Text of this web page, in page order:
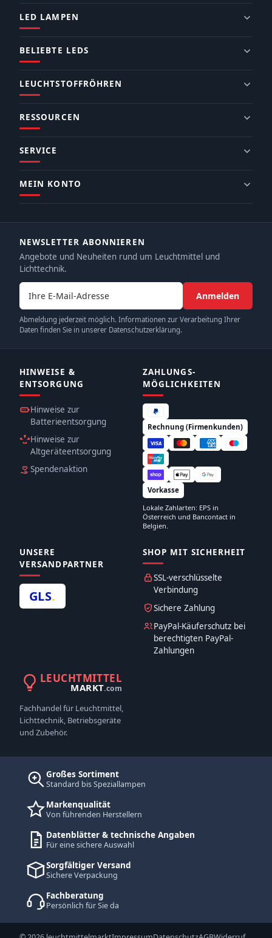
LED LAMPEN
BELIEBTE LEDS
LEUCHTSTOFFRÖHREN
RESSOURCEN
SERVICE
MEIN KONTO
NEWSLETTER ABONNIEREN
Angebote und Neuheiten rund um Leuchtmittel und
Lichttechnik.
E-Mail-Adresse
Anmelden
Abmeldung jederzeit möglich. Informationen zur Verarbeitung Ihrer
Daten finden Sie in unserer Datenschutzerklärung.
HINWEISE &
ENTSORGUNG
Hinweise zur
Batterieentsorgung
Hinweise zur
Altgeräteentsorgung
Spendenaktion
ZAHLUNGS­
MÖGLICHKEITEN
Rechnung (Firmenkunden)
Vorkasse
Lokale Zahlarten: EPS in
Österreich und Bancontact in
Belgien.
UNSERE
VERSANDPARTNER
GLS.
SHOP MIT SICHERHEIT
SSL-verschlüsselte
Verbindung
Sichere Zahlung
PayPal-Käuferschutz bei
berechtigten PayPal-
Zahlungen
LEUCHTMITTEL
MARKT.com
Fachhandel für Leuchtmittel,
Lichttechnik, Betriebsgeräte
und Zubehör.
Großes Sortiment
Standard bis Speziallampen
Markenqualität
Von führenden Herstellern
Datenblätter & technische Angaben
Für eine sichere Auswahl
Sorgfältiger Versand
Sichere Verpackung
Fachberatung
Persönlich für Sie da